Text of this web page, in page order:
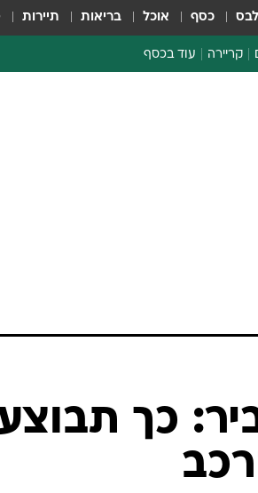
כסף אוכל בריאות תיירות
קריירה עוד בכסף
כך